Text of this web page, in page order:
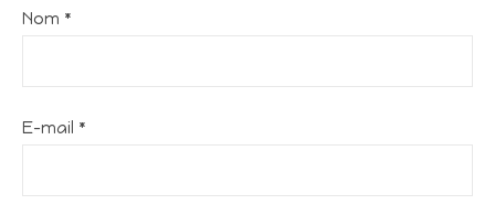
Nom *
E-mail *